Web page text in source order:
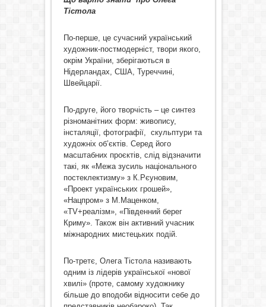
Тістола
По-перше, це сучасний український
художник-постмодерніст, твори якого,
окрім України, зберігаються в
Нідерландах, США, Туреччині,
Швейцарії.
По-друге, його творчість – це синтез
різноманітних форм: живопису,
інсталяції, фотографії, скульптури та
художніх об’єктів. Серед його
масштабних проєктів, слід відзначити
такі, як «Межа зусиль національного
постеклектизму» з К.Рєуновим,
«Проект українських грошей»,
«Нацпром» з М.Маценком,
«TV+реалізм», «Південний берег
Криму». Також він активний учасник
міжнародних мистецьких подій.
По-третє, Олега Тістола називають
одним із лідерів української «нової
хвилі» (проте, самому художнику
більше до вподоби відносити себе до